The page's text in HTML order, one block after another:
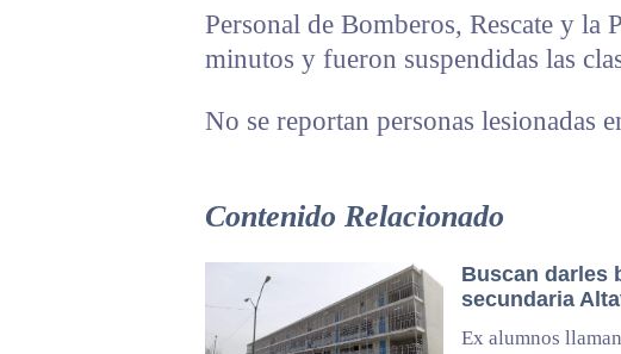
Personal de Bomberos, Rescate y
minutos y fueron suspendidas las
No se reportan personas lesionadas
Contenido Relacionado
Buscan darles
secundaria
Ex alumnos